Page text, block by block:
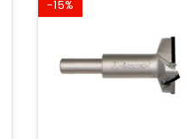
-15%